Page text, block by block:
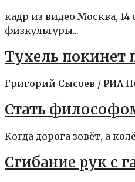
кадр из видео Москва,
физкультуры...
Тухель покинет
Григорий Сысоев / РИА
Стать
Когда дорога зовёт, а
Сгибание рук с